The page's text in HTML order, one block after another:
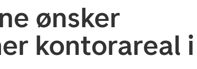
ønsker
kontorareal i